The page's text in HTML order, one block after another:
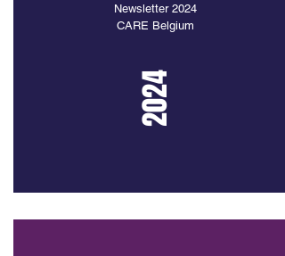
2024
Newsletter 2024
CARE Belgium